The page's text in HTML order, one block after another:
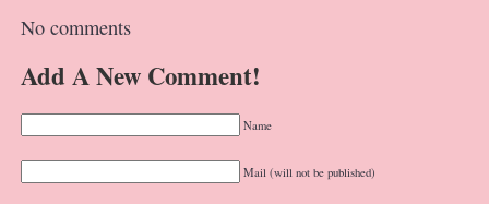
No comments
Add A New Comment!
Name
Mail (will not be published)